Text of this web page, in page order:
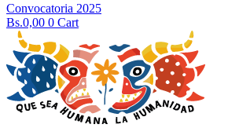
Convocatoria 2025
Bs.0,00 0 Cart